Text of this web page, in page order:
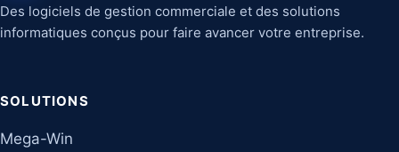
Des logiciels de gestion commerciale et des solutions
informatiques conçus pour faire avancer votre entreprise.
SOLUTIONS
Mega-Win